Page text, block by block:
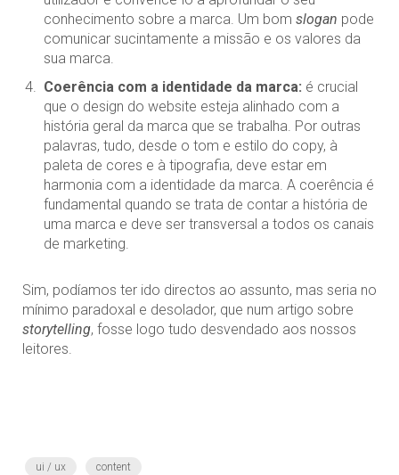
conhecimento sobre a marca. Um bom slogan pode
comunicar sucintamente a missão e os valores da
sua marca.
Coerência com a identidade da marca: é crucial
que o design do website esteja alinhado com a
história geral da marca que se trabalha. Por outras
palavras, tudo, desde o tom e estilo do copy, à
paleta de cores e à tipografia, deve estar em
harmonia com a identidade da marca. A coerência é
fundamental quando se trata de contar a história de
uma marca e deve ser transversal a todos os canais
de marketing.
Sim, podíamos ter ido directos ao assunto, mas seria no
mínimo paradoxal e desolador, que num artigo sobre
storytelling, fosse logo tudo desvendado aos nossos
leitores.
ui / ux content